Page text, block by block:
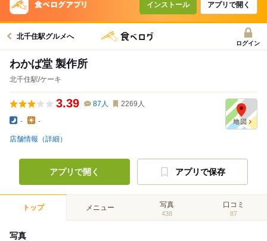
インストール アプリで開く
北千住駅グルメへ
ログイン
わかば堂 製作所
北千住駅/ケーキ
3.39 87 人 2269 人
- -
店舗情報（詳細）
アプリで開く アプリで保存
トップ メニュー 写真
438
口コミ
87
写真